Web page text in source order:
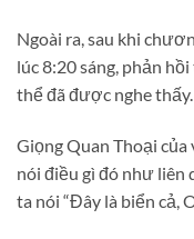
Ngoài ra, sau khi
lúc 8:20 sáng, phản
thể đã được nghe thấy.
Giọng Quan Thoại của
nói điều gì đó như liên
ta nói “Đây là biển cả,